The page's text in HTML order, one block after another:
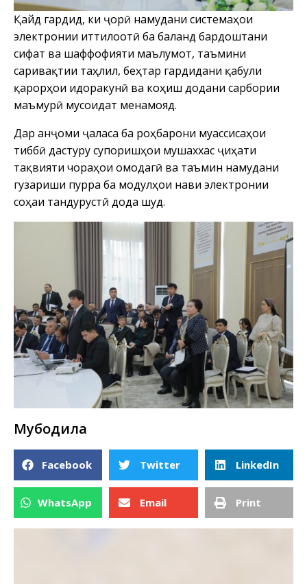
Қайд гардид, ки ҷорӣ намудани системаҳои
электронии иттилоотӣ ба баланд бардоштани
сифат ва шаффофияти маълумот, таъмини
саривақтии таҳлил, беҳтар гардидани қабули
қарорҳои идоракунӣ ва коҳиш додани сарбории
маъмурӣ мусоидат менамояд.
Дар анҷоми ҷаласа ба роҳбарони муассисаҳои
тиббӣ дастуру супоришҳои мушаххас ҷиҳати
тақвияти чораҳои омодагӣ ва таъмин намудани
гузариши пурра ба модулҳои нави электронии
соҳаи тандурустӣ дода шуд.
Мубодила
Facebook Twitter LinkedIn
WhatsApp Email Print